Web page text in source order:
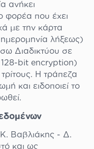
ανήκει
φορέα που έχει
με την κάρτα
λήξεως)
Διαδικτύου σε
bit encryption)
Η τράπεζα
και ειδοποιεί το
Βαβλιάκης - Δ.
και ως